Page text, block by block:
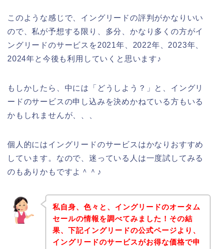
このような感じで、イングリードの評判がかなりいい
ので、私が予想する限り、多分、かなり多くの方がイ
ングリードのサービスを2021年、2022年、2023年、
2024年と今後も利用していくと思います♪
もしかしたら、中には「どうしよう？」と、イングリ
ードのサービスの申し込みを決めかねている方もいる
かもしれませんが、、、
個人的にはイングリードのサービスはかなりおすすめ
しています。なので、迷っている人は一度試してみる
のもありかもですよ＾＾♪
私自身、色々と、イングリードのオータム
セールの情報を調べてみました！その結
果、下記イングリードの公式ページより、
イングリードのサービスがお得な価格で申